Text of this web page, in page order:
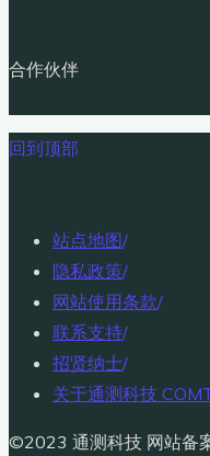
合作伙伴
回到顶部
站点地图/
隐私政策/
网站使用条款/
联系支持/
招贤纳士/
关于通测科技
©2023 通测科技 网站备